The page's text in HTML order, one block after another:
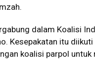
dalam Koalisi
Kesepakatan itu diikuti
koalisi parpol